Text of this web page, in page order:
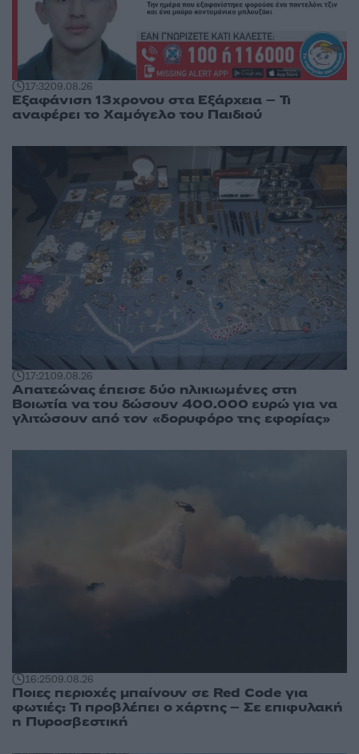
17:3209.08.26
Εξαφάνιση 13χρονου στα Εξάρχεια – Τι
αναφέρει το Χαμόγελο του Παιδιού
17:2109.08.26
Απατεώνας έπεισε δύο ηλικιωμένες στη
Βοιωτία να του δώσουν 400.000 ευρώ για να
γλιτώσουν από τον «δορυφόρο της εφορίας»
16:2509.08.26
Ποιες περιοχές μπαίνουν σε Red Code για
φωτιές: Τι προβλέπει ο χάρτης – Σε επιφυλακή
η Πυροσβεστική